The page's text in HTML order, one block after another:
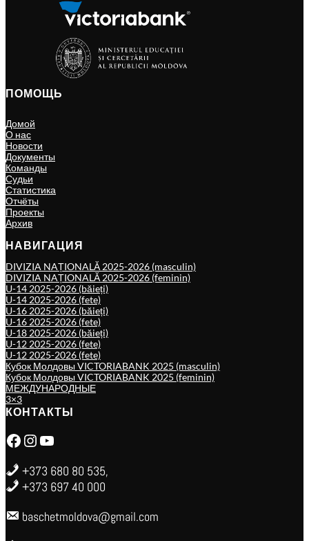
ПОМОЩЬ
Домой
О нас
Новости
Документы
Команды
Судьи
Статистика
Отчёты
Проекты
Архив
НАВИГАЦИЯ
DIVIZIA NAȚIONALĂ 2025-2026 (masculin)
DIVIZIA NAȚIONALĂ 2025-2026 (feminin)
U-14 2025-2026 (băieți)
U-14 2025-2026 (fete)
U-16 2025-2026 (băieți)
U-16 2025-2026 (fete)
U-18 2025-2026 (băieți)
U-12 2025-2026 (fete)
U-12 2025-2026 (fete)
Кубок Молдовы VICTORIABANK 2025 (masculin)
Кубок Молдовы VICTORIABANK 2025 (feminin)
МЕЖДУНАРОДНЫЕ
3×3
КОНТАКТЫ
Facebook Instagram YouTube
+373 680 80 535,
+373 697 40 000
baschetmoldova@gmail.com